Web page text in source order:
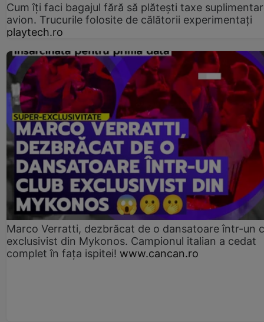
Cum îți faci bagajul fără să plătești taxe
avion. Trucurile folosite de călătorii experimentați
playtech.ro
Marco Verratti, dezbrăcat de o dansatoare într-un
exclusivist din Mykonos. Campionul italian a cedat
complet în fața ispitei! www.cancan.ro